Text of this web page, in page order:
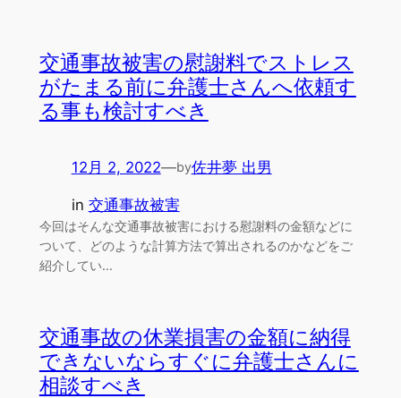
交通事故被害の慰謝料でストレス
がたまる前に弁護士さんへ依頼す
る事も検討すべき
12月 2, 2022—by佐井夢 出男
in 交通事故被害
今回はそんな交通事故被害における慰謝料の金額などに
ついて、どのような計算方法で算出されるのかなどをご
紹介してい…
交通事故の休業損害の金額に納得
できないならすぐに弁護士さんに
相談すべき